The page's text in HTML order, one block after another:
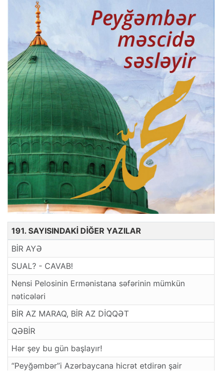
191. SAYISINDAKİ DİĞER YAZILAR
BİR AYƏ
SUAL? - CAVAB!
Nensi Pelosinin Ermənistana səfərinin mümkün
nəticələri
BİR AZ MARAQ, BİR AZ DİQQƏT
QƏBİR
Hər şey bu gün başlayır!
“Peyğəmbər”i Azərbaycana hicrət etdirən şair